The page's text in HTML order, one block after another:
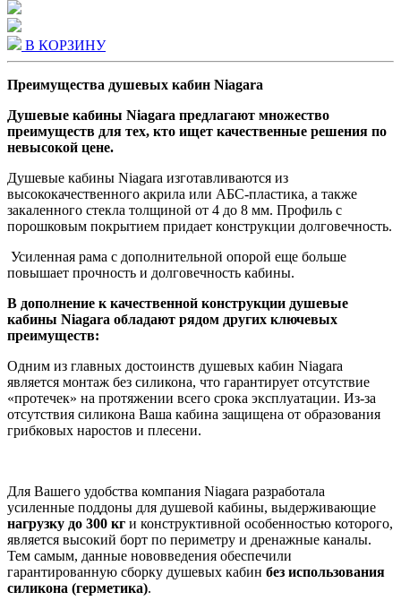
В КОРЗИНУ
Преимущества душевых кабин Niagara
Душевые кабины Niagara предлагают множество
преимуществ для тех, кто ищет качественные решения по
невысокой цене.
Душевые кабины Niagara изготавливаются из
высококачественного акрила или АБС-пластика, а также
закаленного стекла толщиной от 4 до 8 мм. Профиль с
порошковым покрытием придает конструкции долговечность.
Усиленная рама с дополнительной опорой еще больше
повышает прочность и долговечность кабины.
В дополнение к качественной конструкции душевые
кабины Niagara обладают рядом других ключевых
преимуществ:
Одним из главных достоинств душевых кабин Niagara
является монтаж без силикона, что гарантирует отсутствие
«протечек» на протяжении всего срока эксплуатации. Из-за
отсутствия силикона Ваша кабина защищена от образования
грибковых наростов и плесени.
Для Вашего удобства компания Niagara разработала
усиленные поддоны для душевой кабины, выдерживающие
нагрузку до 300 кг и конструктивной особенностью которого,
является высокий борт по периметру и дренажные каналы.
Тем самым, данные нововведения обеспечили
гарантированную сборку душевых кабин без использования
силикона (герметика).